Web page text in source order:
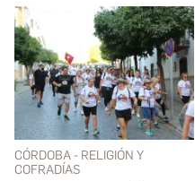
CÓRDOBA - RELIGIÓN Y
COFRADÍAS